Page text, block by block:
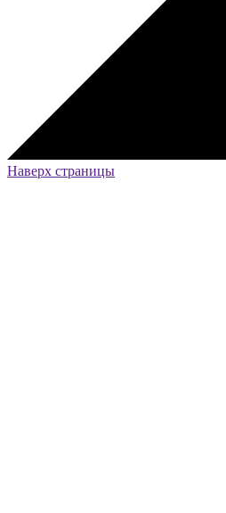
Наверх страницы